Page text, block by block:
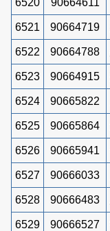
6521 90664719
6522 90664788
6523 90664915
6524 90665822
6525 90665864
6526 90665941
6527 90666033
6528 90666483
6529 90666527